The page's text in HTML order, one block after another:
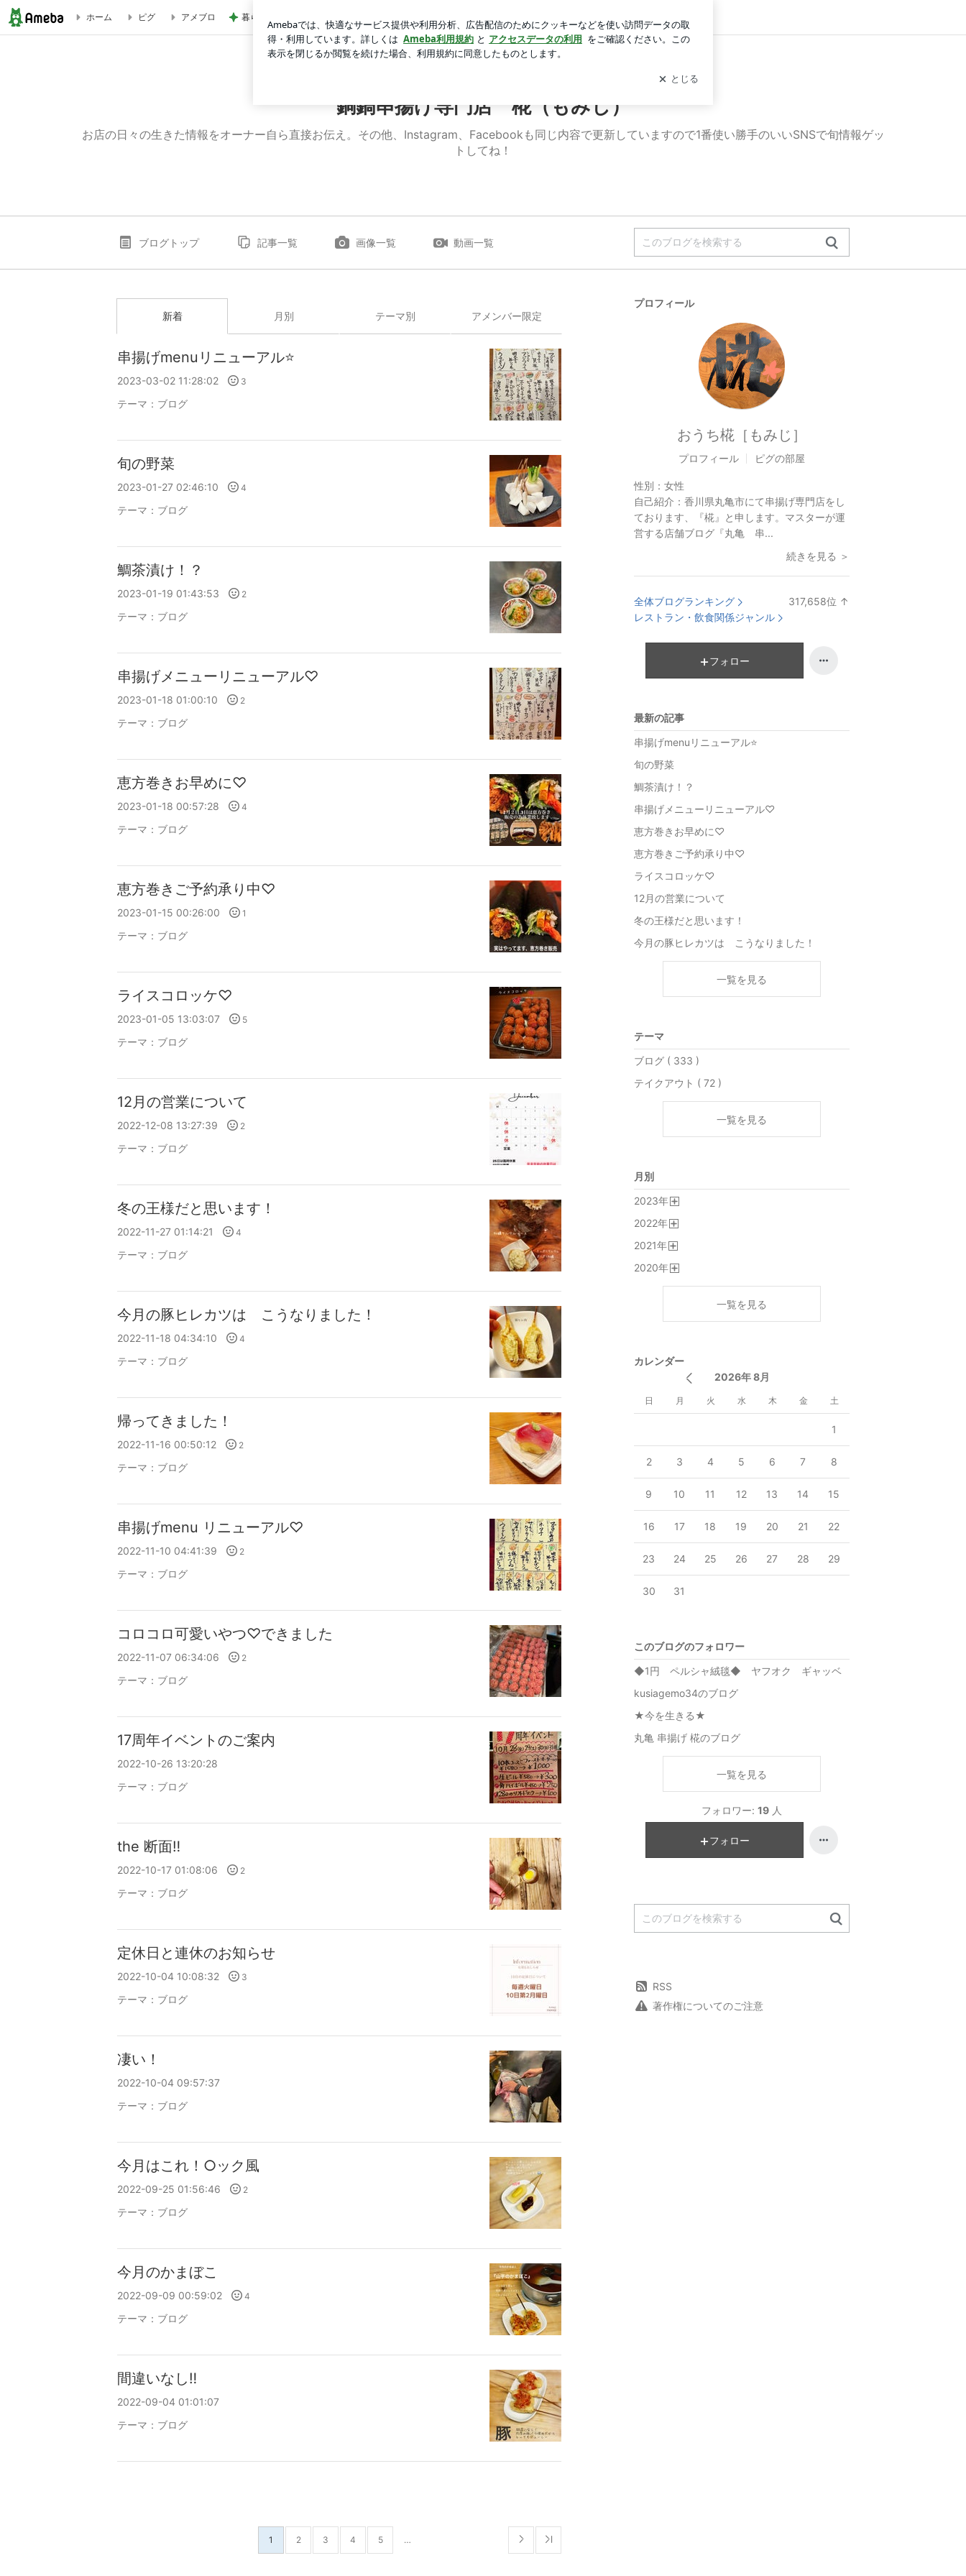
ホーム ピグ アメブロ 暮らしたくなるふわっふわのbed ログイン
銅鍋串揚げ専門店 椛（もみじ）
お店の日々の生きた情報をオーナー自ら直接お伝え。その他、Instagram、Facebookも同じ内容で更新していますので1番使い勝手のいいSNSで旬情報ゲッ
トしてね！
ブログトップ 記事一覧 画像一覧 動画一覧
新着 月別 テーマ別 アメンバー限定
串揚げmenuリニューアル⭐️
2023-03-02 11:28:02 3
テーマ： ブログ
旬の野菜
2023-01-27 02:46:10 4
テーマ： ブログ
鯛茶漬け！？
2023-01-19 01:43:53 2
テーマ： ブログ
串揚げメニューリニューアル♡
2023-01-18 01:00:10 2
テーマ： ブログ
恵方巻きお早めに♡
2023-01-18 00:57:28 4
テーマ： ブログ
恵方巻きご予約承り中♡
2023-01-15 00:26:00 1
テーマ： ブログ
ライスコロッケ♡
2023-01-05 13:03:07 5
テーマ： ブログ
12月の営業について
2022-12-08 13:27:39 2
テーマ： ブログ
冬の王様だと思います！
2022-11-27 01:14:21 4
テーマ： ブログ
今月の豚ヒレカツは こうなりました！
2022-11-18 04:34:10 4
テーマ： ブログ
帰ってきました！
2022-11-16 00:50:12 2
テーマ： ブログ
串揚げmenu リニューアル♡
2022-11-10 04:41:39 2
テーマ： ブログ
コロコロ可愛いやつ♡できました
2022-11-07 06:34:06 2
テーマ： ブログ
17周年イベントのご案内
2022-10-26 13:20:28
テーマ： ブログ
the 断面‼️
2022-10-17 01:08:06 2
テーマ： ブログ
定休日と連休のお知らせ
2022-10-04 10:08:32 3
テーマ： ブログ
凄い！
2022-10-04 09:57:37
テーマ： ブログ
今月はこれ！○ック風
2022-09-25 01:56:46 2
テーマ： ブログ
今月のかまぼこ
2022-09-09 00:59:02 4
テーマ： ブログ
間違いなし‼️
2022-09-04 01:01:07
テーマ： ブログ
1 2 3 4 5 …
プロフィール
おうち椛［もみじ］
プロフィール ピグの部屋
性別： 女性
自己紹介： 香川県丸亀市にて串揚げ専門店をし
ております、『椛』と申します。マスターが運
営する店舗ブログ『丸亀 串...
続きを見る ＞
全体ブログランキング 317,658位 ↑
レストラン・飲食関係ジャンル
フォロー
最新の記事
串揚げmenuリニューアル⭐️
旬の野菜
鯛茶漬け！？
串揚げメニューリニューアル♡
恵方巻きお早めに♡
恵方巻きご予約承り中♡
ライスコロッケ♡
12月の営業について
冬の王様だと思います！
今月の豚ヒレカツは こうなりました！
一覧を見る
テーマ
ブログ ( 333 )
テイクアウト ( 72 )
一覧を見る
月別
2023年
2022年
2021年
2020年
一覧を見る
カレンダー
2026年 8月
日 月 火 水 木 金 土
1
2 3 4 5 6 7 8
9 10 11 12 13 14 15
16 17 18 19 20 21 22
23 24 25 26 27 28 29
30 31
このブログのフォロワー
◆1円 ペルシャ絨毯◆ ヤフオク ギャッベ
kusiagemo34のブログ
★今を生きる★
丸亀 串揚げ 椛のブログ
一覧を見る
フォロワー: 19 人
フォロー
RSS
著作権についてのご注意